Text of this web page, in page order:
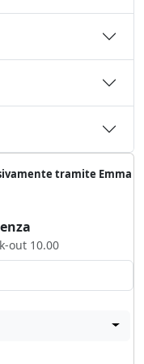
tramite Emma
out 10.00